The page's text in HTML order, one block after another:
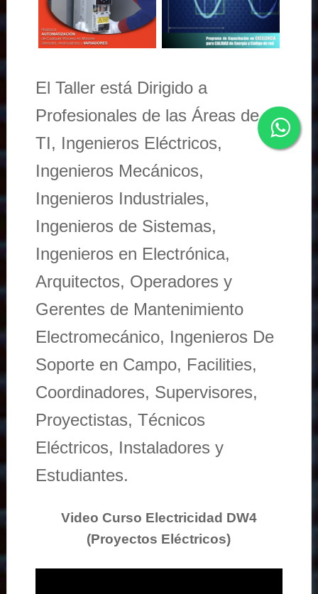
El Taller está Dirigido a
Profesionales de las Áreas de
TI, Ingenieros Eléctricos,
Ingenieros Mecánicos,
Ingenieros Industriales,
Ingenieros de Sistemas,
Ingenieros en Electrónica,
Arquitectos, Operadores y
Gerentes de Mantenimiento
Electromecánico, Ingenieros De
Soporte en Campo, Facilities,
Coordinadores, Supervisores,
Proyectistas, Técnicos
Eléctricos, Instaladores y
Estudiantes.
Video Curso Electricidad DW4
(Proyectos Eléctricos)